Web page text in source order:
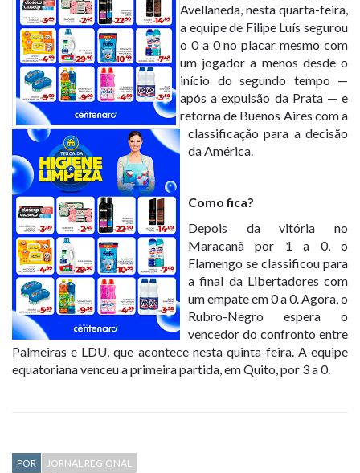
Avellaneda, nesta quarta-feira,
a equipe de Filipe Luís segurou
o 0 a 0 no placar mesmo com
um jogador a menos desde o
início do segundo tempo —
após a expulsão da Prata — e
retorna de Buenos Aires com a
classificação para a decisão
da América.
Como fica?
Depois da vitória no
Maracanã por 1 a 0, o
Flamengo se classificou para
a final da Libertadores com
um empate em 0 a 0. Agora, o
Rubro-Negro espera o
vencedor do confronto entre
Palmeiras e LDU, que acontece nesta quinta-feira. A equipe
equatoriana venceu a primeira partida, em Quito, por 3 a 0.
POR
JORNAL REGIONAL